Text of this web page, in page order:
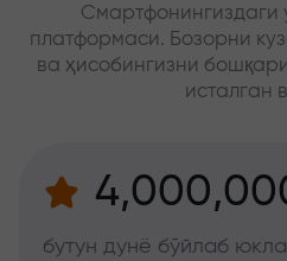
Смартфонингиздаги
платформаси. Бозорни
ва ҳисобингизни
исталган
бутун дунё бўйлаб